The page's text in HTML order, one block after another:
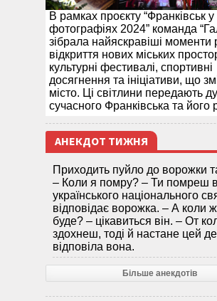
В рамках проєкту “Франківськ у
фотографіях 2024” команда
зібрала найяскравіші моменти
відкриття нових міських
культурні фестивалі, спортивні
досягнення та ініціативи, що
місто. Ці світлини передають
сучасного Франківська та його
АНЕКДОТ ТИЖНЯ
Приходить пуйло до ворожки
– Коли я помру? – Ти помреш
українського національного
відповідає ворожка. – А коли
буде? – цікавиться він. – От
здохнеш, тоді й настане цей
відповіла вона.
Більше анекдотів